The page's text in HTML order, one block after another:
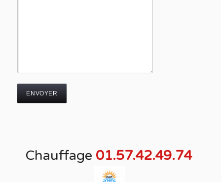
Chauffage 01.57.42.49.74